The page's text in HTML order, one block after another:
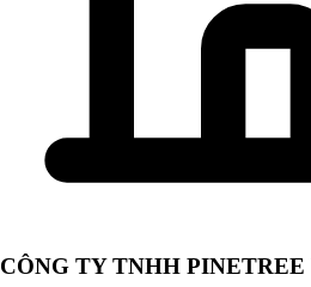
CÔNG TY TNHH